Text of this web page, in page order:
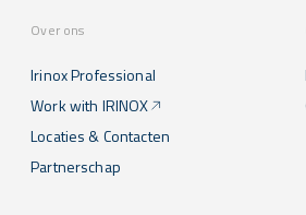
Over ons
Irinox Professional
Work with IRINOX
Locaties & Contacten
Partnerschap